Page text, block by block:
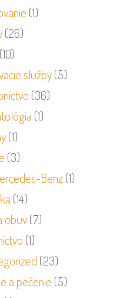
(1)
(26)
služby(5)
(36)
(1)
(1)
(3)
Benz(1)
(14)
obuv(7)
(1)
(23)
a pečenie (5)